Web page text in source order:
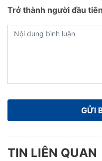
Trở thành người đầu
TIN LIÊN QUAN